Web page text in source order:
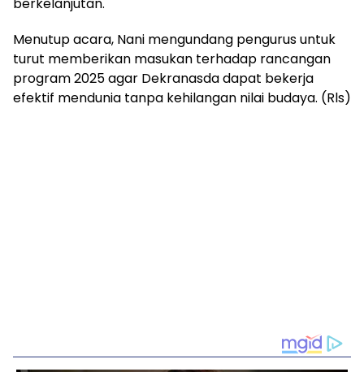
berkelanjutan.
Menutup acara, Nani mengundang pengurus untuk
turut memberikan masukan terhadap rancangan
program 2025 agar Dekranasda dapat bekerja
efektif mendunia tanpa kehilangan nilai budaya. (Rls)